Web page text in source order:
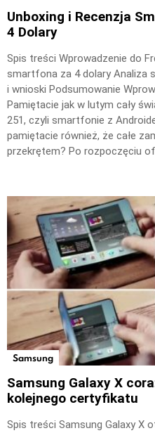
Unboxing i Recenzja
4 Dolary
Spis treści Wprowadzenie do
smartfona za 4 dolary Analiza
i wnioski Podsumowanie
Pamiętacie jak w lutym cały
251, czyli smartfonie z
pamiętacie również, że całe
przekrętem? Po rozpoczęciu
Samsung
Samsung Galaxy X
kolejnego certyfikatu
Spis treści Samsung Galaxy X